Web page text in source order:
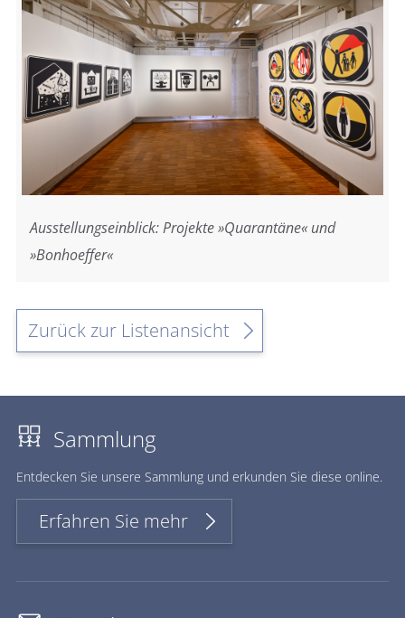
Ausstellungseinblick: Projekte »Quarantäne« und
»Bonhoeffer«
Zurück zur Listenansicht
Sammlung
Ent­de­cken Sie un­se­re Samm­lung und er­kun­den Sie die­se on­line.
Erfahren Sie mehr